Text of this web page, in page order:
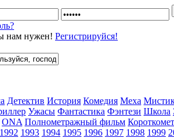
нам нужен! Регистрируйся!
Детектив История Комедия Меха
Ужасы Фантастика Фэнтези Школа
ONA Полнометражный фильм
1992 1993 1994 1995 1996 1997 1998 1999